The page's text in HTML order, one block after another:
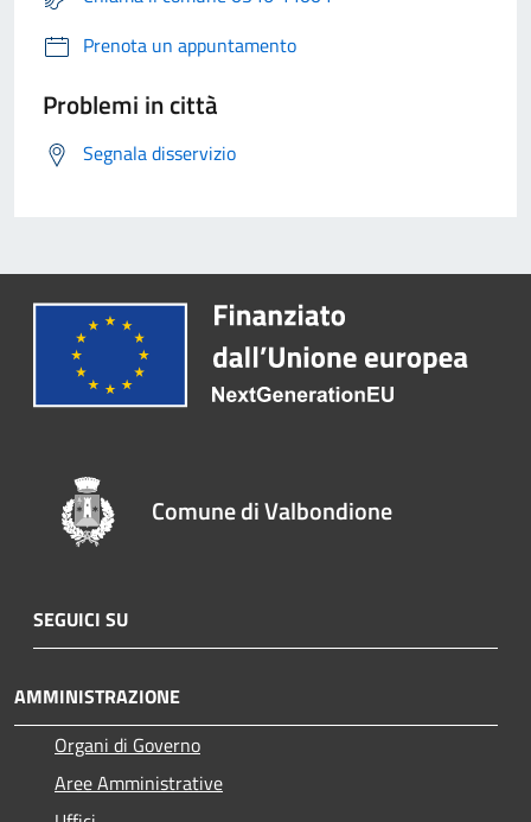
Prenota un appuntamento
Problemi in città
Segnala disservizio
Comune di Valbondione
SEGUICI SU
AMMINISTRAZIONE
Organi di Governo
Aree Amministrative